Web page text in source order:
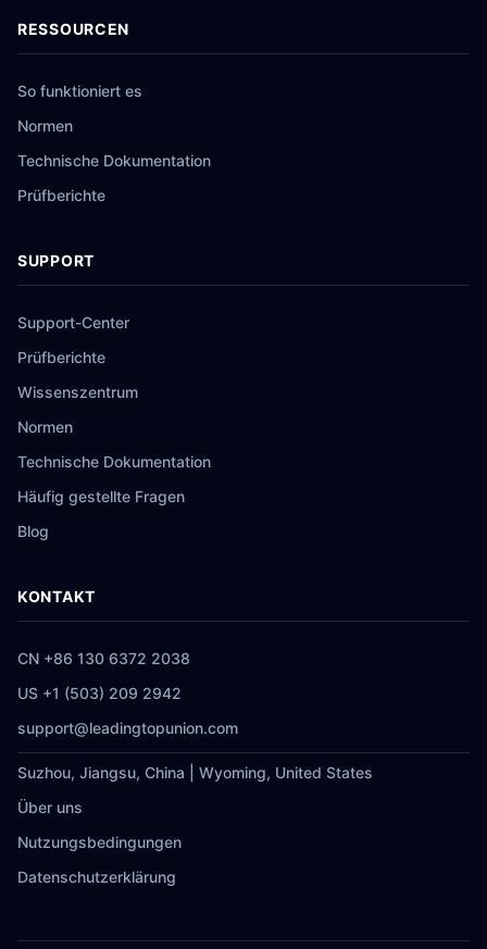
RESSOURCEN
So funktioniert es
Normen
Technische Dokumentation
Prüfberichte
SUPPORT
Support-Center
Prüfberichte
Wissenszentrum
Normen
Technische Dokumentation
Häufig gestellte Fragen
Blog
KONTAKT
CN +86 130 6372 2038
US +1 (503) 209 2942
support@leadingtopunion.com
Suzhou, Jiangsu, China | Wyoming, United States
Über uns
Nutzungsbedingungen
Datenschutzerklärung